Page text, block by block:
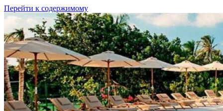
Перейти к содержимому